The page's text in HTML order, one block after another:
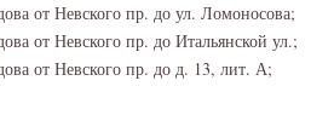
от Невского пр. до ул. Ломоносова;
от Невского пр. до Итальянской ул.;
от Невского пр. до д. 13, лит. А;